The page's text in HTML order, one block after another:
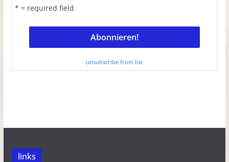
* = required field
unsubscribe from list
links